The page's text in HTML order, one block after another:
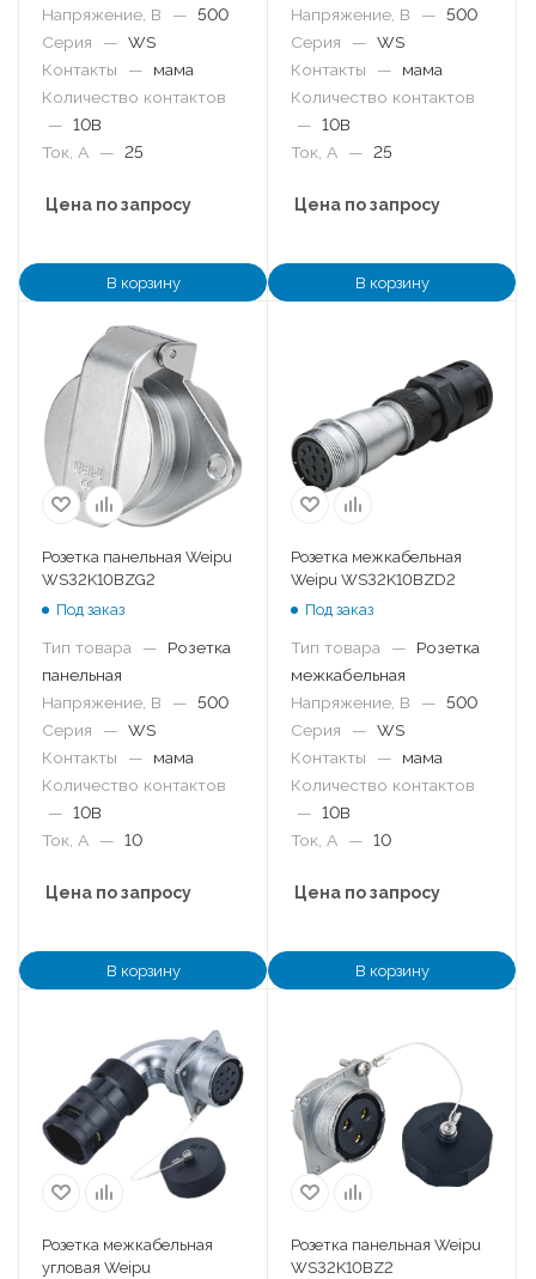
Напряжение, В
— 500
Серия
— WS
Контакты
—
мама
Количество контактов
— 10B
Ток, А
— 25
Цена по запросу
В корзину
Напряжение, В
— 500
Серия
— WS
Контакты
—
мама
Количество контактов
— 10B
Ток, А
— 25
Цена по запросу
В корзину
Розетка панельная Weipu
WS32K10BZG2
Под заказ
Тип товара —
Розетка
панельная
Напряжение, В
— 500
Серия
— WS
Контакты
—
мама
Количество контактов
— 10B
Ток, А
— 10
Цена по запросу
В корзину
Розетка межкабельная
Weipu WS32K10BZD2
Под заказ
Тип товара —
Розетка
межкабельная
Напряжение, В
— 500
Серия
— WS
Контакты
—
мама
Количество контактов
— 10B
Ток, А
— 10
Цена по запросу
В корзину
Розетка межкабельная
угловая Weipu
Розетка панельная Weipu
WS32K10BZ2